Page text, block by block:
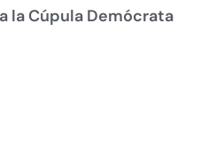
la Cúpula Demócrata